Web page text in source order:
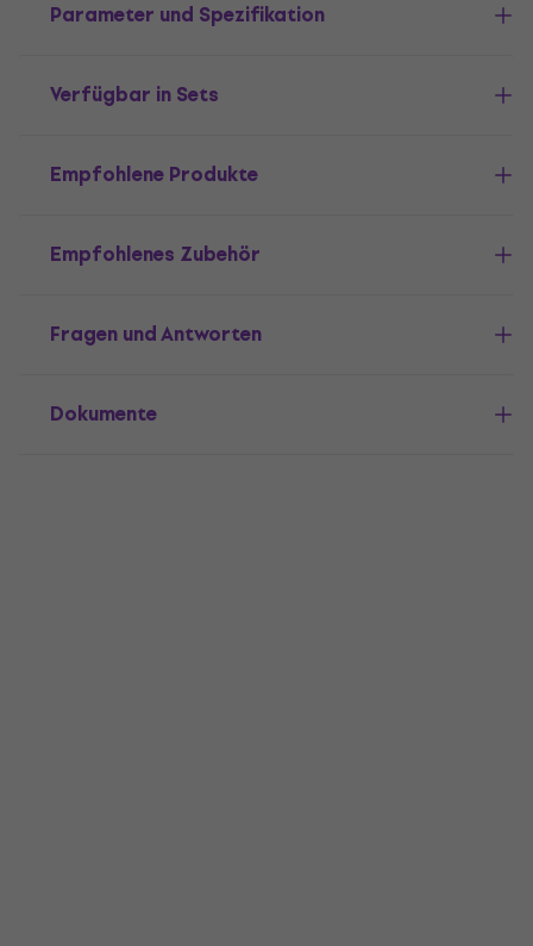
Parameter und Spezifikation
Verfügbar in Sets
Empfohlene Produkte
Empfohlenes Zubehör
Fragen und Antworten
Dokumente